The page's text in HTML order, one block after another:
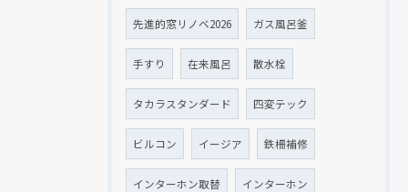
先進的窓リノベ2026 ガス風呂釜
手すり 在来風呂 散水栓
タカラスタンダード 四変テック
ビルコン イージア 鉄柵補修
インターホン取替 インターホン